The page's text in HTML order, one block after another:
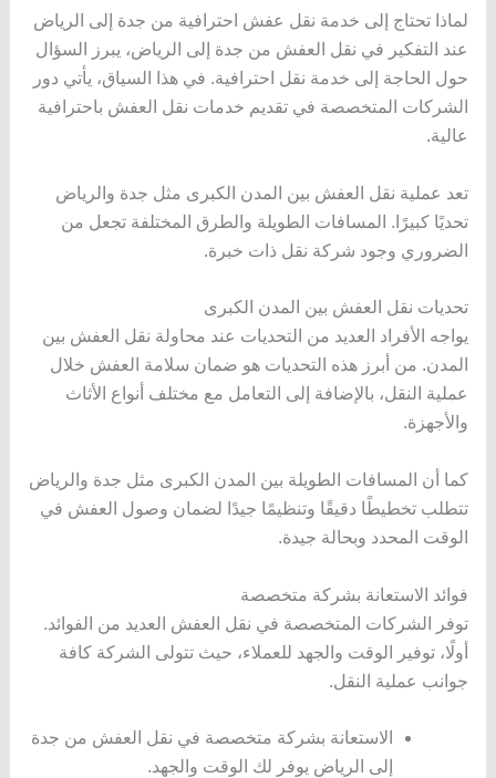
لماذا تحتاج إلى خدمة نقل عفش احترافية من جدة إلى الرياض
عند التفكير في نقل العفش من جدة إلى الرياض، يبرز السؤال
حول الحاجة إلى خدمة نقل احترافية. في هذا السياق، يأتي دور
الشركات المتخصصة في تقديم خدمات نقل العفش باحترافية
عالية.
تعد عملية نقل العفش بين المدن الكبرى مثل جدة والرياض
تحديًا كبيرًا. المسافات الطويلة والطرق المختلفة تجعل من
الضروري وجود شركة نقل ذات خبرة.
تحديات نقل العفش بين المدن الكبرى
يواجه الأفراد العديد من التحديات عند محاولة نقل العفش بين
المدن. من أبرز هذه التحديات هو ضمان سلامة العفش خلال
عملية النقل، بالإضافة إلى التعامل مع مختلف أنواع الأثاث
والأجهزة.
كما أن المسافات الطويلة بين المدن الكبرى مثل جدة والرياض
تتطلب تخطيطًا دقيقًا وتنظيمًا جيدًا لضمان وصول العفش في
الوقت المحدد وبحالة جيدة.
فوائد الاستعانة بشركة متخصصة
توفر الشركات المتخصصة في نقل العفش العديد من الفوائد.
أولًا، توفير الوقت والجهد للعملاء، حيث تتولى الشركة كافة
جوانب عملية النقل.
الاستعانة بشركة متخصصة في نقل العفش من جدة
إلى الرياض يوفر لك الوقت والجهد.